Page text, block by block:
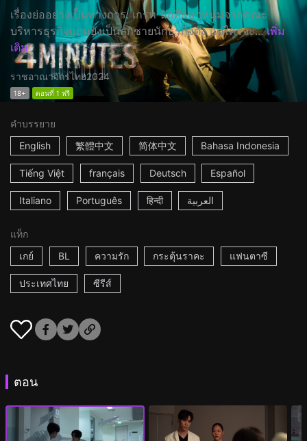
เรื่องย่ออย่างเป็นทางการ: เกรท นักศึกษาหนุ่มจากคณะ
บริหารธุรกิจแถมยังเป็นลูกชายนักธุรกิจดัง แต่ใครจะ... เพิ่ม
เติม
ราชอาณาจักรไทย2024
18+ ตอนที่ 1 ฟรี
คำบรรยาย
English
繁體中文 简体中文 Bahasa Indonesia
Tiếng Việt français Deutsch Español
Italiano Português हिन्दी العربية
แท็ก
เกย์
BL ความรัก กระตุ้นราคะ แฟนตาซี
ประเทศไทย ซีรีส์
ตอน